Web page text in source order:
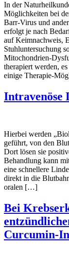
In der
Möglichkeiten bei
Barr-Virus und
erfolgt je nach
auf Keimnachweis,
Stuhluntersuchung
Mitochondrien-
therapiert werden,
einige Therapie-
Intravenöse
Hierbei werden
geführt, von den
Dort lösen sie
Behandlung kann
eine schnellere
direkt in die
oralen […]
Bei
Curcumin-